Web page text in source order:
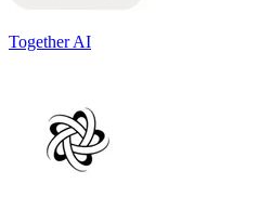
Together AI